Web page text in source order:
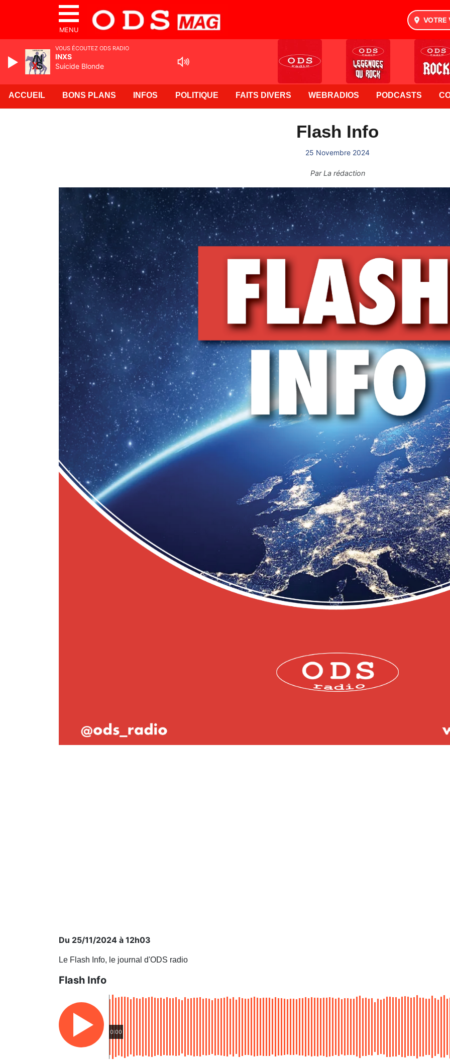
MENU
VOTRE
ACCUEIL BONS PLANS INFOS POLITIQUE FAITS DIVERS WEBRADIOS PODCASTS
Flash Info
25 Novembre 2024
ParLa rédaction
Du 25/11/2024 à 12h03
Le Flash Info, le journal d'ODS radio
Flash Info
0:00
VOUS ÉCOUTEZ ODS RADIO
ODS RADIO
La 1ere radio des Alpes